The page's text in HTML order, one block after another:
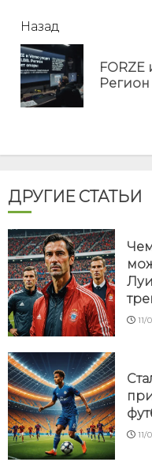
читать
еще
Назад
FORZE
ДРУГИЕ СТАТЬИ
11/
11/